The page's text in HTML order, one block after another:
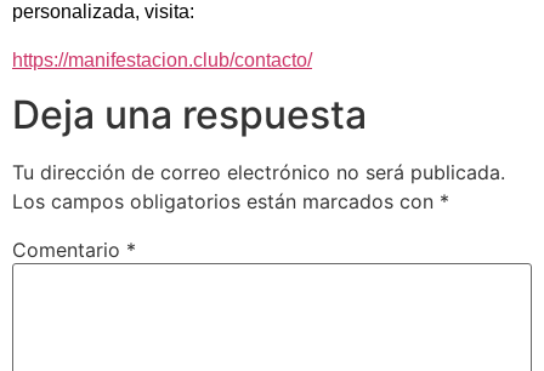
personalizada, visita:
https://manifestacion.club/contacto/
Deja una respuesta
Tu dirección de correo electrónico no será publicada.
Los campos obligatorios están marcados con *
Comentario *